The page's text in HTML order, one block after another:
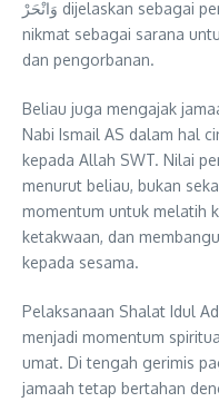
وَانْحَرْ dijelaskan sebagai perintah agar manusia menjadikan
nikmat sebagai sarana
dan pengorbanan.
Beliau juga mengajak
Nabi Ismail AS dalam hal
kepada Allah SWT. Nilai
menurut beliau, bukan
momentum untuk melatih
ketakwaan, dan
kepada sesama.
Pelaksanaan Shalat Idul
menjadi momentum
umat. Di tengah gerimis
jamaah tetap bertahan